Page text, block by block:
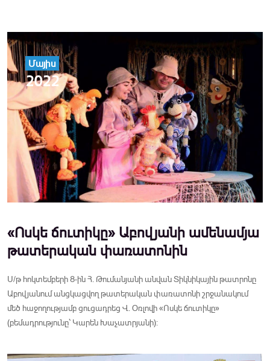
Մայիս
2022
«Ոսկե ճուտիկը» Աբովյանի ամենամյա
թատերական փառատոնին
Ս/թ հոկտեմբերի 8-ին Հ. Թումանյանի անվան Տիկնիկային թատրոնը
Աբովյանում անցկացվող թատերական փառատոնի շրջանակում
մեծ հաջողությամբ ցուցադրեց Վ. Օռլովի «Ոսկե ճուտիկը»
(բեմադրությունը՝ Կարեն Խաչատրյանի):